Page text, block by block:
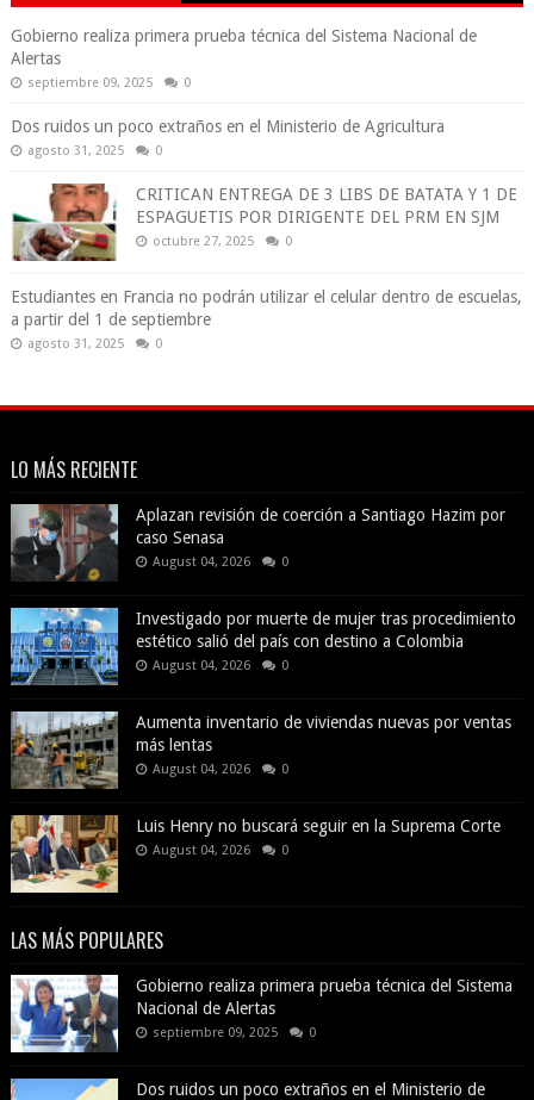
Gobierno realiza primera prueba técnica del Sistema Nacional de
Alertas
septiembre 09, 2025 0
Dos ruidos un poco extraños en el Ministerio de Agricultura
agosto 31, 2025 0
CRITICAN ENTREGA DE 3 LIBS DE BATATA Y 1 DE
ESPAGUETIS POR DIRIGENTE DEL PRM EN SJM
octubre 27, 2025 0
Estudiantes en Francia no podrán utilizar el celular dentro de escuelas,
a partir del 1 de septiembre
agosto 31, 2025 0
LO MÁS RECIENTE
Aplazan revisión de coerción a Santiago Hazim por
caso Senasa
August 04, 2026 0
Investigado por muerte de mujer tras procedimiento
estético salió del país con destino a Colombia
August 04, 2026 0
Aumenta inventario de viviendas nuevas por ventas
más lentas
August 04, 2026 0
Luis Henry no buscará seguir en la Suprema Corte
August 04, 2026 0
LAS MÁS POPULARES
Gobierno realiza primera prueba técnica del Sistema
Nacional de Alertas
septiembre 09, 2025 0
Dos ruidos un poco extraños en el Ministerio de